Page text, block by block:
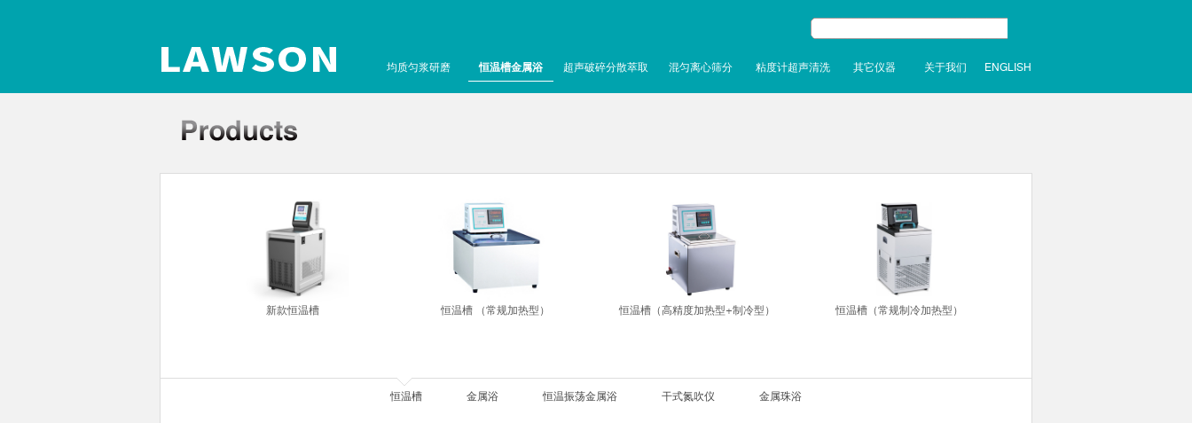
均质匀浆研磨 恒温槽金属浴 超声破碎分散萃取 混匀离心筛分 粘度计超声清洗 其它仪器 关于我们 ENGLISH
新款恒温槽 恒温槽 （常规加热型） 恒温槽（高精度加热型+制冷型） 恒温槽（常规制冷加热型）
恒温槽 金属浴 恒温振荡金属浴 干式氮吹仪 金属珠浴